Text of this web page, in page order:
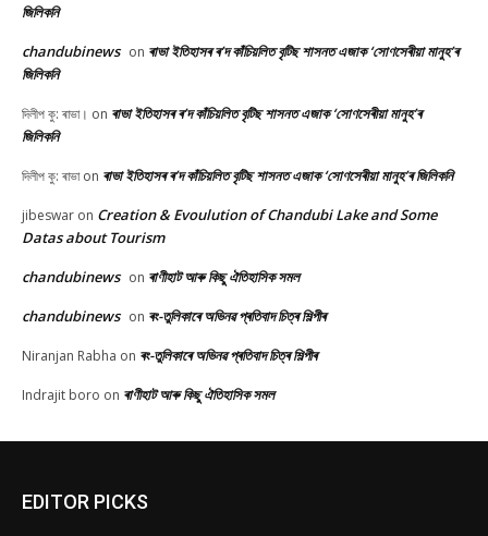
জিলিকনি
chandubinews on ৰাভা ইতিহাসৰ ৰ’দ কাঁচিয়লিত বৃটিছ শাসনত এজাক ‘সোণসেৰীয়া মানুহ’ৰ
জিলিকনি
দিলীপ কু: ৰাভা। on ৰাভা ইতিহাসৰ ৰ’দ কাঁচিয়লিত বৃটিছ শাসনত এজাক ‘সোণসেৰীয়া মানুহ’ৰ
জিলিকনি
দিলীপ কু: ৰাভাon ৰাভা ইতিহাসৰ ৰ’দ কাঁচিয়লিত বৃটিছ শাসনত এজাক ‘সোণসেৰীয়া মানুহ’ৰ জিলিকনি
jibeswar on Creation & Evoulution of Chandubi Lake and Some
Datas about Tourism
chandubinews on ৰাণীহাট আৰু কিছু ঐতিহাসিক সমল
chandubinews on ৰং-তুলিকাৰে অভিনৱ প্ৰতিবাদ চিত্ৰ শিল্পীৰ
Niranjan Rabha on ৰং-তুলিকাৰে অভিনৱ প্ৰতিবাদ চিত্ৰ শিল্পীৰ
Indrajit boro on ৰাণীহাট আৰু কিছু ঐতিহাসিক সমল
EDITOR PICKS